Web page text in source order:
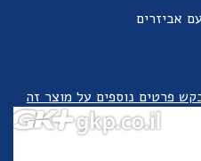
אביזרים
פרטים נוספים על מוצר זה